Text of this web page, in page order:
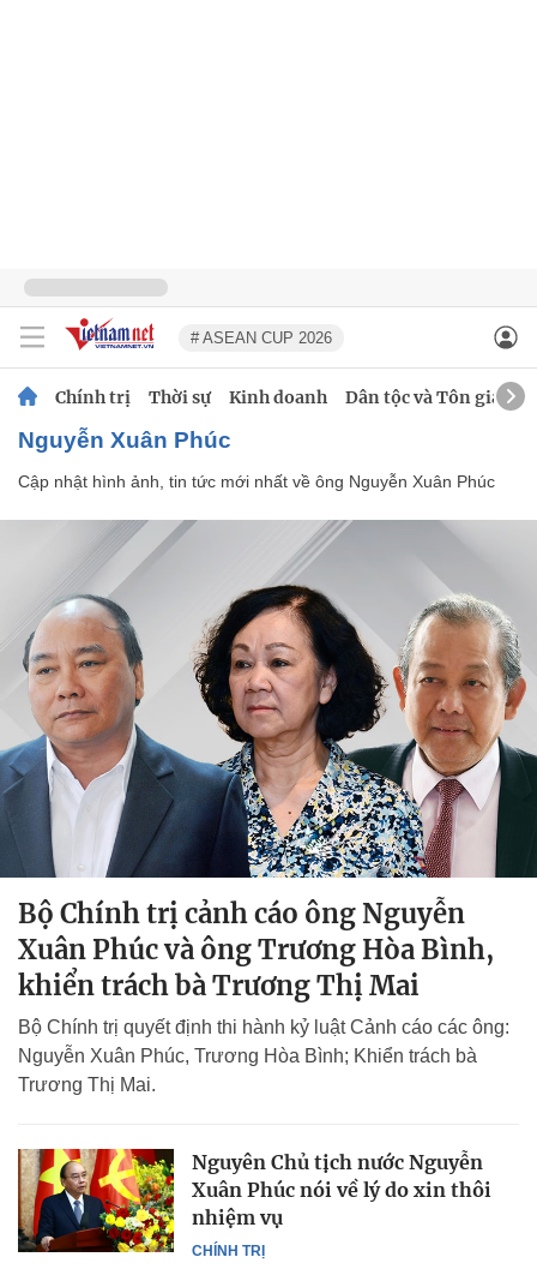
# ASEAN CUP 2026
Chính trị Thời sự Kinh doanh Dân tộc và Tôn giáo
Nguyễn Xuân Phúc
Cập nhật hình ảnh, tin tức mới nhất về ông Nguyễn Xuân Phúc
Bộ Chính trị cảnh cáo ông Nguyễn
Xuân Phúc và ông Trương Hòa Bình,
khiển trách bà Trương Thị Mai
Bộ Chính trị quyết định thi hành kỷ luật Cảnh cáo các ông:
Nguyễn Xuân Phúc, Trương Hòa Bình; Khiển trách bà
Trương Thị Mai.
CHÍNH TRỊ
Nguyên Chủ tịch nước Nguyễn
Xuân Phúc nói về lý do xin thôi
nhiệm vụ